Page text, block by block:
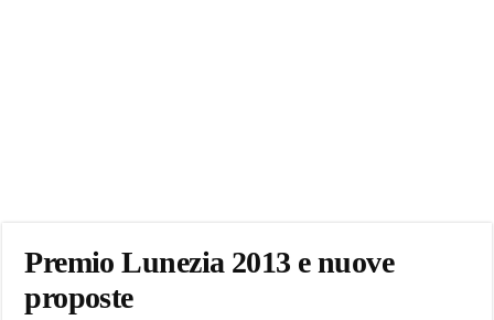
Premio Lunezia 2013 e nuove
proposte